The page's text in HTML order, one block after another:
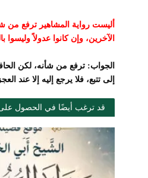
أليست رواية المشاهير ترفع من
الآخرين، وإن كانوا عدولاً وليسوا
الجواب: ترفع من شأنه، لكن
إلى تتبع، فلا يرجع إليه إلا عند
قد ترغب أيضًا في الحصول